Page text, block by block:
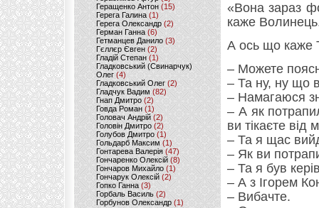
Геращенко Антон(15)
Герега Галина (1)
Герега Олександр (2)
Герман Ганна (6)
Гетманцев Данило (3)
Гєллєр Євген (2)
Гладій Степан(1)
Гладковський (Свинарчук)
Олег (4)
Гладковський Олег (2)
Гладчук Вадим (82)
Гнап Дмитро (2)
Говда Роман(1)
Головач Андрій (2)
Головін Дмитро (2)
Голубов Дмитро (1)
Гольдарб Максим(1)
Гонтарева Валерія (47)
Гончаренко Олексій(8)
Гончаров Михайло (1)
Гончарук Олексій (2)
Гопко Ганна (3)
Горбаль Василь (2)
Горбунов Олександр (1)
«Вона зараз
каже
А ось що каже
– Можете
– Та ну, ну що
– Намагаюся
– А як
ви тікаєте від
– Та я щас
– Як ви
– Та я був
– А з Ігорем
– Вибачте.